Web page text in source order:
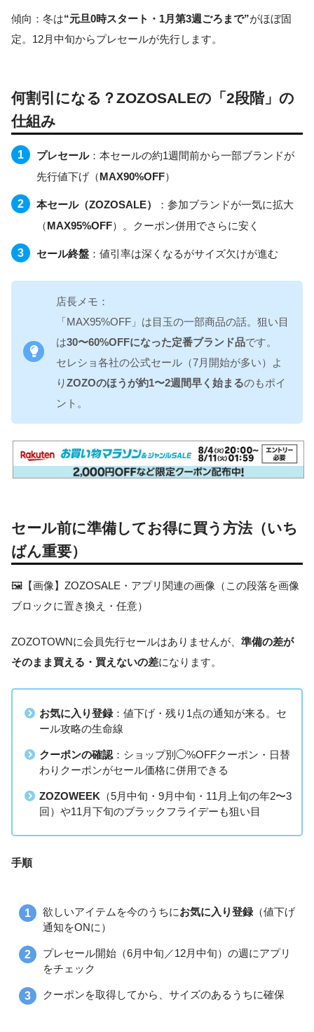
傾向：冬は“元旦0時スタート・1月第3週ごろまで”がほぼ固
定。12月中旬からプレセールが先行します。
何割引になる？ZOZOSALEの「2段階」の
仕組み
プレセール：本セールの約1週間前から一部ブランドが
先行値下げ（MAX90%OFF）
本セール（ZOZOSALE）
：参加ブランドが一気に拡大
（MAX95%OFF）。クーポン併用でさらに安く
セール終盤 ：値引率は深くなるがサイズ欠けが進む
店長メモ：
「MAX95%OFF」は目玉の一部商品の話。狙い目
は30〜60%OFFになった定番ブランド品です。
セレショ各社の公式セール（7月開始が多い）よ
りZOZOのほうが約1〜2週間早く始まるのもポイ
ント。
セール前に準備してお得に買う方法（いち
ばん重要）
🖼️【画像】ZOZOSALE・アプリ関連の画像（この段落を画像
ブロックに置き換え・任意）
ZOZOTOWNに会員先行セールはありませんが、 準備の差が
そのまま買える・買えないの差になります。
お気に入り登録：値下げ・残り1点の通知が来る。セ
ール攻略の生命線
クーポンの確認：ショップ別◯%OFFクーポン・日替
わりクーポンがセール価格に併用できる
ZOZOWEEK （5月中旬・9月中旬・11月上旬の年2〜3
回）や11月下旬のブラックフライデーも狙い目
手順
欲しいアイテムを今のうちにお気に入り登録（値下げ
通知をONに）
プレセール開始（6月中旬／12月中旬）の週にアプリ
をチェック
クーポンを取得してから、サイズのあるうちに確保